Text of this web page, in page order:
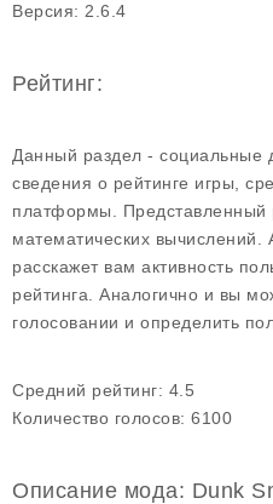
Версия: 2.6.4
Рейтинг:
Данный раздел - социальные
сведения о рейтинге игры,
платформы. Представленный
математических вычислений.
расскажет вам активность
рейтинга. Аналогично и вы
голосовании и определить
Средний рейтинг: 4.5
Количество голосов: 6100
Описание мода: Dunk